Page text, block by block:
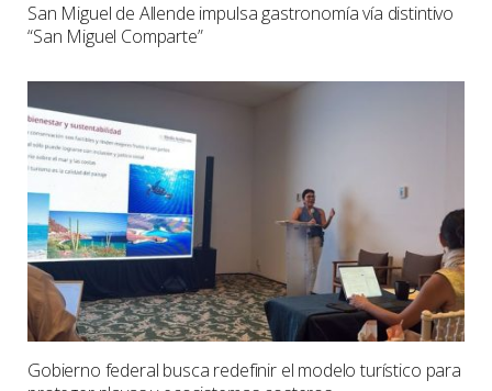
San Miguel de Allende impulsa gastronomía vía distintivo
“San Miguel Comparte”
Gobierno federal busca redefinir el modelo turístico para